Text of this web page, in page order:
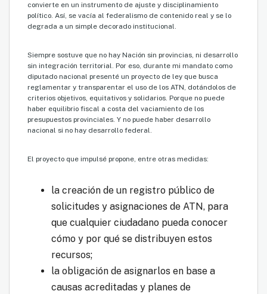
convierte en un instrumento de ajuste y disciplinamiento
político. Así, se vacía al federalismo de contenido real y se lo
degrada a un simple decorado institucional.
Siempre sostuve que no hay Nación sin provincias, ni desarrollo
sin integración territorial. Por eso, durante mi mandato como
diputado nacional presenté un proyecto de ley que busca
reglamentar y transparentar el uso de los ATN, dotándolos de
criterios objetivos, equitativos y solidarios. Porque no puede
haber equilibrio fiscal a costa del vaciamiento de los
presupuestos provinciales. Y no puede haber desarrollo
nacional si no hay desarrollo federal.
El proyecto que impulsé propone, entre otras medidas:
la creación de un registro público de
solicitudes y asignaciones de ATN, para
que cualquier ciudadano pueda conocer
cómo y por qué se distribuyen estos
recursos;
la obligación de asignarlos en base a
causas acreditadas y planes de